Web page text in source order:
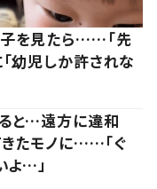
を見たら……「先
幼児しか許されな
と…遠方に違和
きたモノに……「ぐ
よ…」